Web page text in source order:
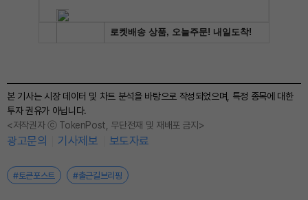
본 기사는 시장 데이터 및 차트 분석을 바탕으로 작성되었으며, 특정 종목에 대한
투자 권유가 아닙니다.
<저작권자 ⓒ TokenPost, 무단전재 및 재배포 금지>
광고문의 기사제보 보도자료
#토큰포스트 #출근길브리핑